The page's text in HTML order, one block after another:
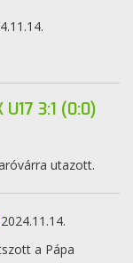
3:1 (0:0)
utazott.
2024.11.14.
a Pápa